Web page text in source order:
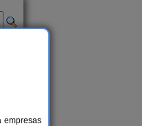
empresas